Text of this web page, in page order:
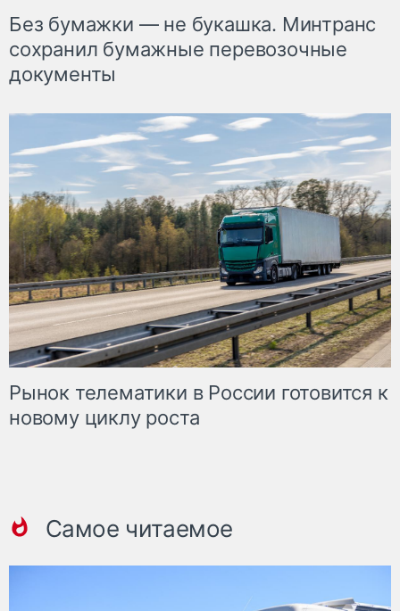
Без бумажки — не букашка. Минтранс
сохранил бумажные перевозочные
документы
Рынок телематики в России готовится к
новому циклу роста
Самое читаемое